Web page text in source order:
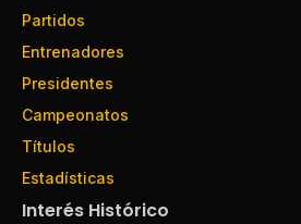
Partidos
Entrenadores
Presidentes
Campeonatos
Títulos
Estadísticas
Interés Histórico